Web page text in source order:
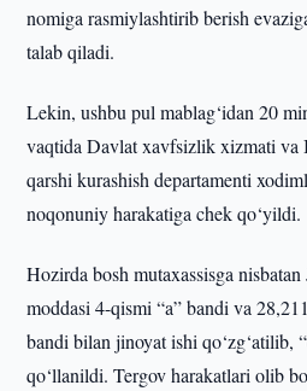
nomiga rasmiylashtirib berish
talab qiladi.
Lekin, ushbu pul mablag‘idan 20
vaqtida Davlat xavfsizlik xizmati va
qarshi kurashish departamenti
noqonuniy harakatiga chek qo‘yildi.
Hozirda bosh mutaxassisga
moddasi 4-qismi “a” bandi va
bandi bilan jinoyat ishi qo‘zg‘atilib,
qo‘llanildi. Tergov harakatlari olib